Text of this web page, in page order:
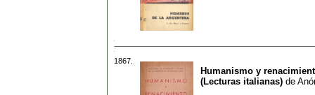
1867.
Humanismo y
(Lecturas italianas) de